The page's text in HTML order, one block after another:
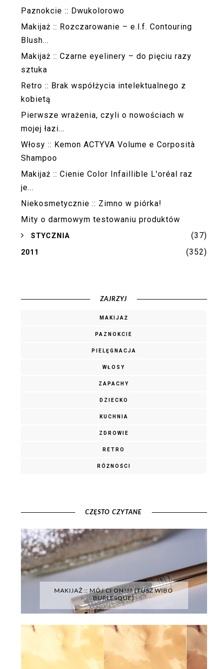
Paznokcie :: Dwukolorowo
Makijaż :: Rozczarowanie – e.l.f. Contouring
Blush...
Makijaż :: Czarne eyelinery – do pięciu razy
sztuka
Retro :: Brak współżycia intelektualnego z
kobietą
Pierwsze wrażenia, czyli o nowościach w
mojej łazi...
Włosy :: Kemon ACTYVA Volume e Corposità
Shampoo
Makijaż :: Cienie Color Infaillible L'oréal raz
je...
Niekosmetycznie :: Zimno w piórka!
Mity o darmowym testowaniu produktów
►STYCZNIA (37)
2011 (352)
ZAJRZYJ
MAKIJAŻ
PAZNOKCIE
PIELĘGNACJA
WŁOSY
ZAPACHY
DZIECKO
KUCHNIA
ZDROWIE
RETRO
RÓŻNOŚCI
CZĘSTO CZYTANE
MAKIJAŻ :: MÓJ CI ON!!! (TUSZ WIBO
BURLESQUE)